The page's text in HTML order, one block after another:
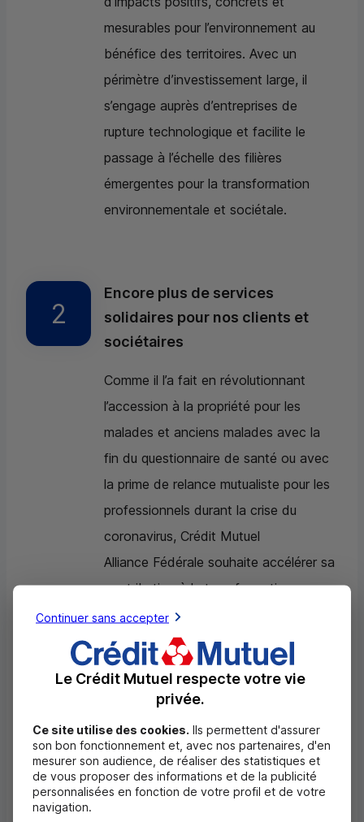
mesurables pour l’environnement au
bénéfice des territoires. Avec un
périmètre d’investissement large, il
s’engage auprès d’entreprises de
rupture technologique et facilite le
passage à l’échelle des filières
émergentes pour la transformation
environnementale et sociétale.
Encore plus de services
solidaires pour nos clients et
sociétaires
Comme il l’a fait en révolutionnant
l’accession à la propriété pour les
malades et anciens malades avec la
fin du questionnaire de santé ou avec
la prime de relance mutualiste pour les
professionnels durant la crise du
coronavirus, Crédit Mutuel
Alliance Fédérale souhaite accélérer sa
contribution à la transformation
nécessaire des secteurs de la banque
et de l’assurance.
Grâce à des offres à tarification
inclusive et solidaire, Crédit Mutuel
Alliance Fédérale développe des
services pour favoriser l’inclusion de
toutes et tous, avec un
Continuer sans accepter
Le Crédit Mutuel respecte votre vie
privée.
Ce site utilise des cookies. Ils permettent d'assurer
son bon fonctionnement et, avec nos partenaires, d'en
mesurer son audience, de réaliser des statistiques et
de vous proposer des informations et de la publicité
personnalisées en fonction de votre profil et de votre
navigation.